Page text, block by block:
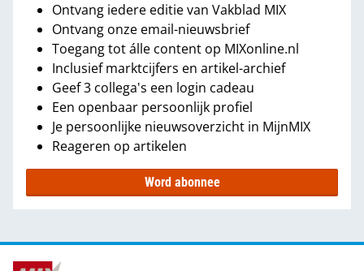
Ontvang iedere editie van Vakblad MIX
Ontvang onze email-nieuwsbrief
Toegang tot álle content op MIXonline.nl
Inclusief marktcijfers en artikel-archief
Geef 3 collega's een login cadeau
Een openbaar persoonlijk profiel
Je persoonlijke nieuwsoverzicht in MijnMIX
Reageren op artikelen
Word abonnee